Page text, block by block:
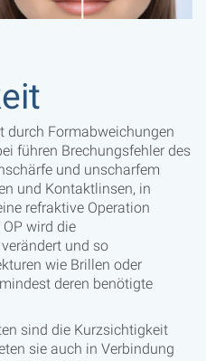
durch Formabweichungen
führen Brechungsfehler des
und unscharfem
und Kontaktlinsen, in
refraktive Operation
wird die
und so
wie Brillen oder
deren benötigte
sind die Kurzsichtigkeit
sie auch in Verbindung